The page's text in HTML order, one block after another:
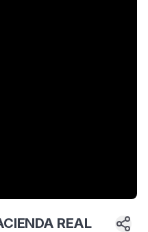
REAL